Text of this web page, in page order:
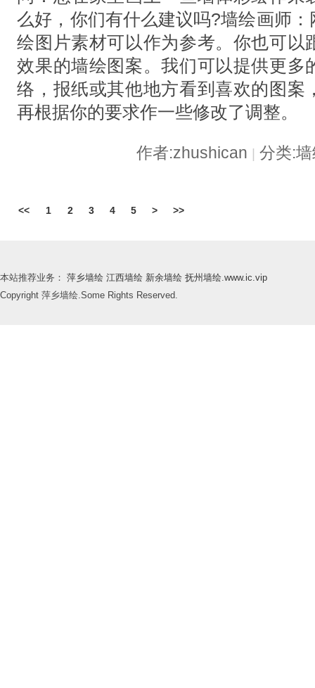
么好，你们有什么建议吗?墙绘画师
绘图片素材可以作为参考。你也可以
效果的墙绘图案。我们可以提供更多
络，报纸或其他地方看到喜欢的图案
再根据你的要求作一些修改了调整。
作者:zhushican 分类:
<< 1 2 3 4 5 > >>
本站推荐业务： 萍乡墙绘 江西墙绘 新余墙绘 抚州墙绘 www.ic.vip
Copyright 萍乡墙绘.Some Rights Reserved.